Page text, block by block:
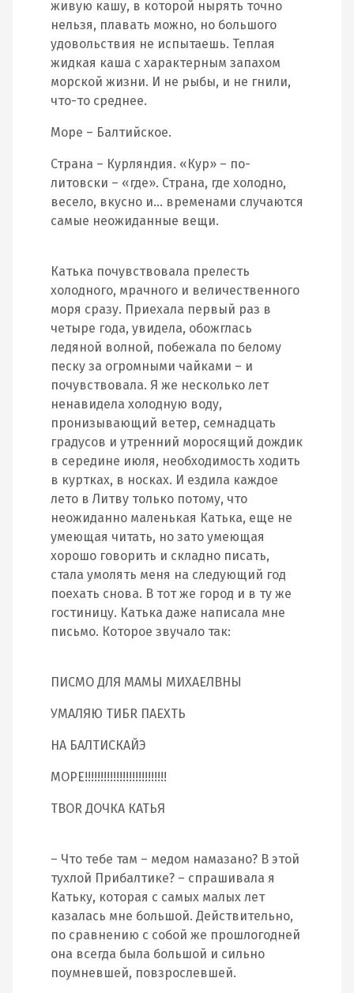
живую кашу, в которой нырять точно
нельзя, плавать можно, но большого
удовольствия не испытаешь. Теплая
жидкая каша с характерным запахом
морской жизни. И не рыбы, и не гнили,
что-то среднее.
Море – Балтийское.
Страна – Курляндия. «Кур» – по-
литовски – «где». Страна, где холодно,
весело, вкусно и… временами случаются
самые неожиданные вещи.
Катька почувствовала прелесть
холодного, мрачного и величественного
моря сразу. Приехала первый раз в
четыре года, увидела, обожглась
ледяной волной, побежала по белому
песку за огромными чайками – и
почувствовала. Я же несколько лет
ненавидела холодную воду,
пронизывающий ветер, семнадцать
градусов и утренний моросящий дождик
в середине июля, необходимость ходить
в куртках, в носках. И ездила каждое
лето в Литву только потому, что
неожиданно маленькая Катька, еще не
умеющая читать, но зато умеющая
хорошо говорить и складно писать,
стала умолять меня на следующий год
поехать снова. В тот же город и в ту же
гостиницу. Катька даже написала мне
письмо. Которое звучало так:
ПИСМО ДЛЯ МАМЫ МИХАЕЛВНЫ
УМАЛЯЮ ТИБR ПАЕХТЬ
НА БАЛТИСКАЙЭ
МОРЕ!!!!!!!!!!!!!!!!!!!!!!!!!!
ТВОR ДОЧКА КАТЬЯ
– Что тебе там – медом намазано? В этой
тухлой Прибалтике? – спрашивала я
Катьку, которая с самых малых лет
казалась мне большой. Действительно,
по сравнению с собой же прошлогодней
она всегда была большой и сильно
поумневшей, повзрослевшей.